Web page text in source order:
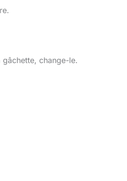
gâchette, change-le.